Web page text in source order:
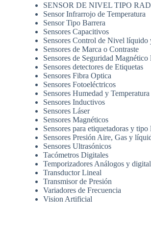
SENSOR DE NIVEL TIPO
Sensor Infrarrojo de Temperatura
Sensor Tipo Barrera
Sensores Capacitivos
Sensores Control de Nivel líquido
Sensores de Marca o Contraste
Sensores de Seguridad
Sensores detectores de Etiquetas
Sensores Fibra Optica
Sensores Fotoeléctricos
Sensores Humedad y Temperatura
Sensores Inductivos
Sensores Láser
Sensores Magnéticos
Sensores para etiquetadoras y tipo
Sensores Presión Aire, Gas y
Sensores Ultrasónicos
Tacómetros Digitales
Temporizadores Análogos y digital
Transductor Lineal
Transmisor de Presión
Variadores de Frecuencia
Vision Artificial